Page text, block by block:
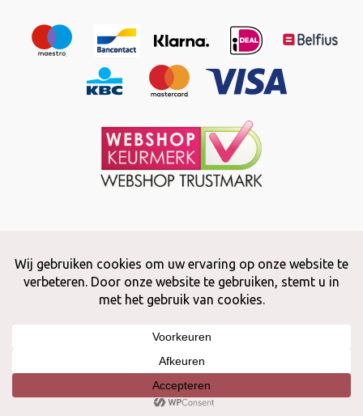
Copyright © 2026 Snuffelstore
Adax BV - 0032 (0)50 66 56 51 -info@snuffelstore.be
Created byWeCodeIT